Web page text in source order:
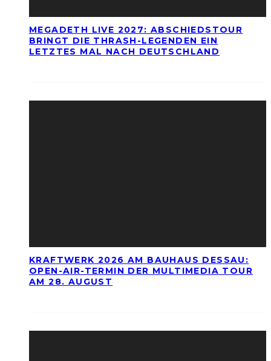
MEGADETH LIVE 2027: ABSCHIEDSTOUR
BRINGT DIE THRASH-LEGENDEN EIN
LETZTES MAL NACH DEUTSCHLAND
KRAFTWERK 2026 AM BAUHAUS DESSAU:
OPEN-AIR-TERMIN DER MULTIMEDIA TOUR
AM 28. AUGUST